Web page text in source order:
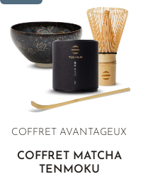
COFFRET AVANTAGEUX
COFFRET MATCHA
TENMOKU